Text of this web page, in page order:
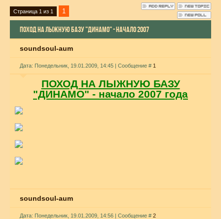
Страница 1 из 1 1
ПОХОД НА ЛЫЖНУЮ БАЗУ "ДИНАМО" - НАЧАЛО 2007
soundsoul-aum
Дата: Понедельник, 19.01.2009, 14:45 | Сообщение # 1
ПОХОД НА ЛЫЖНУЮ БАЗУ
"ДИНАМО" - начало 2007 года
soundsoul-aum
Дата: Понедельник, 19.01.2009, 14:56 | Сообщение # 2